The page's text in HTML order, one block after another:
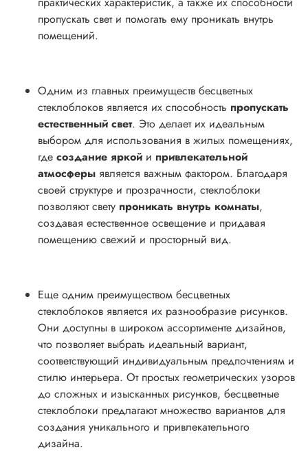
пропускать свет и помогать ему проникать внутрь
помещений.
Одним из главных преимуществ бесцветных
стеклоблоков является их способность пропускать
естественный свет. Это делает их идеальным
выбором для использования в жилых помещениях,
где создание яркой и привлекательной
атмосферы является важным фактором. Благодаря
своей структуре и прозрачности, стеклоблоки
позволяют свету проникать внутрь комнаты,
создавая естественное освещение и придавая
помещению свежий и просторный вид.
Еще одним преимуществом бесцветных
стеклоблоков является их разнообразие рисунков.
Они доступны в широком ассортименте дизайнов,
что позволяет выбрать идеальный вариант,
соответствующий индивидуальным предпочтениям и
стилю интерьера. От простых геометрических узоров
до сложных и изысканных рисунков, бесцветные
стеклоблоки предлагают множество вариантов для
создания уникального и привлекательного
дизайна.